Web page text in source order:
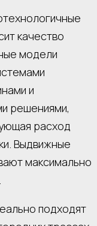
качество
модели
и
решениями,
расход
Выдвижные
максимально
подходят